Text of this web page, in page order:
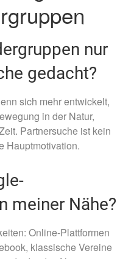
nur
gedacht?
sich mehr entwickelt,
in der Natur,
Partnersuche ist kein
Hauptmotivation.
meiner Nähe?
Online-Plattformen
klassische Vereine